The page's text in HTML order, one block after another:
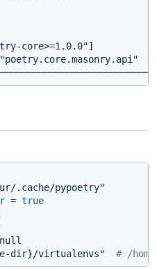
core>=1.0.0"]
"poetry.core.masonry.api"
.cache/pypoetry"
= true
dir}/virtualenvs" # /